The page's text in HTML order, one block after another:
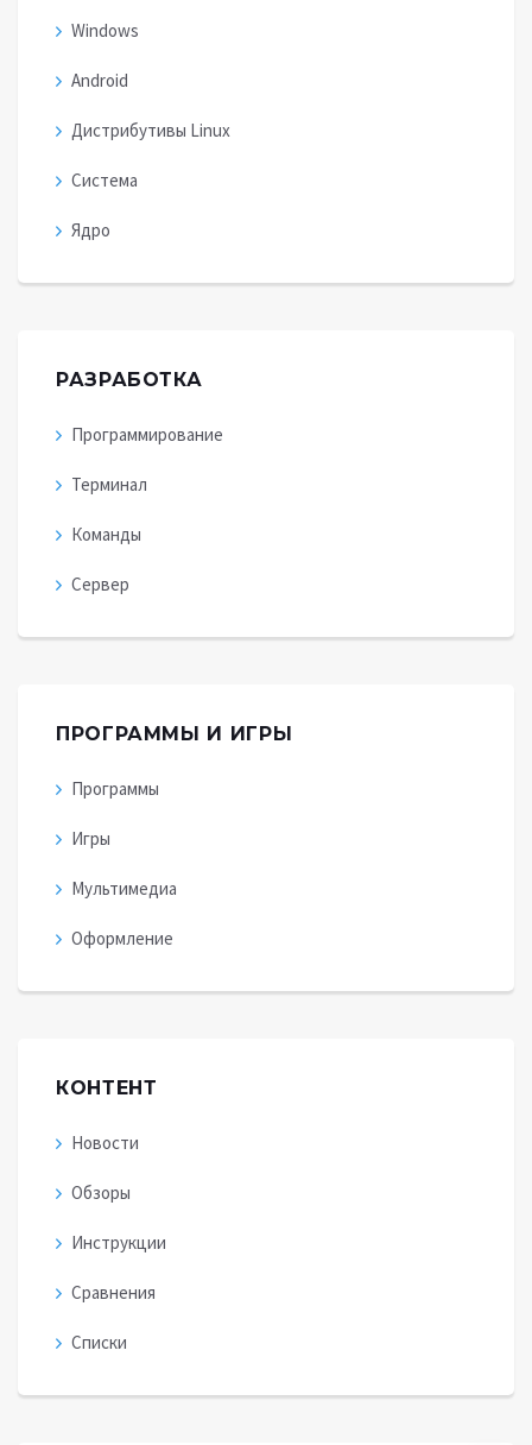
Windows
Android
Дистрибутивы Linux
Система
Ядро
РАЗРАБОТКА
Программирование
Терминал
Команды
Сервер
ПРОГРАММЫ И ИГРЫ
Программы
Игры
Мультимедиа
Оформление
КОНТЕНТ
Новости
Обзоры
Инструкции
Сравнения
Списки